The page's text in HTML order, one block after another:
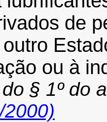
de
ou à
§ 1º do
2000)